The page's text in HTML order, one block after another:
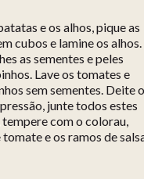
e os alhos, pique as
cubos e lamine os alhos.
as sementes e peles
Lave os tomates e
sem sementes. Deite o
junte todos estes
tempere com o colorau,
e os ramos de